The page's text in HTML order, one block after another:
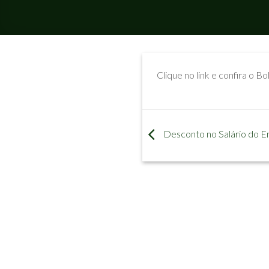
Clique no link e confira o
Desconto no Salário do